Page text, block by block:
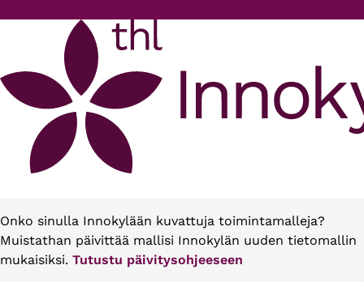
Onko sinulla Innokylään kuvattuja toimintamalleja?
Muistathan päivittää mallisi Innokylän uuden tietomallin
mukaisiksi. Tutustu päivitysohjeeseen